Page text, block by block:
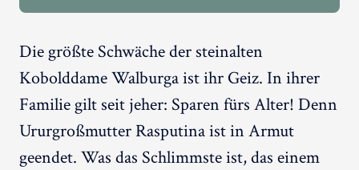
Die größte Schwäche der steinalten
Kobolddame Walburga ist ihr Geiz. In ihrer
Familie gilt seit jeher: Sparen fürs Alter! Denn
Ururgroßmutter Rasputina ist in Armut
geendet. Was das Schlimmste ist, das einem